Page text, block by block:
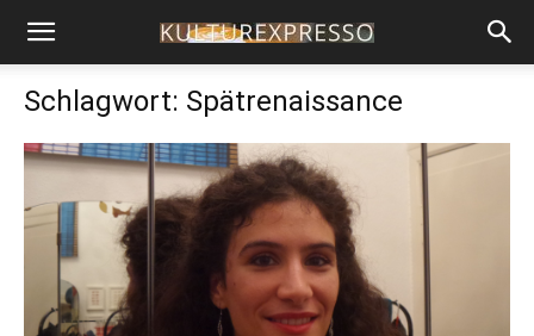
Schlagwort: Spätrenaissance